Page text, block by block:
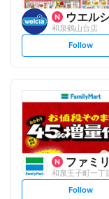
ウエル
和泉鶴山台店
s
t
o
Follow
ファミリー
和泉王子町一丁
s
Follow